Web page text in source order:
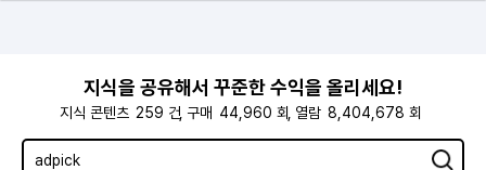
지식을 공유해서 꾸준한 수익을 올리세요!
지식 콘텐츠 259 건 구매 44,960 회 열람 8,404,678 회